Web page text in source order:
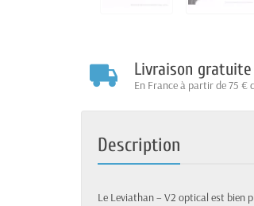
Livraison gratuite
En France à partir de 75 €
Description
Le Leviathan – V2 optical est bien